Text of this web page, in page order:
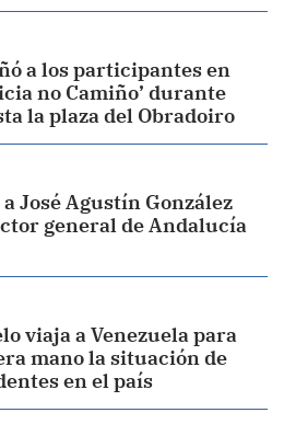
a los participantes en
no Camiño’ durante
la plaza del Obradoiro
José Agustín González
general de Andalucía
viaja a Venezuela para
mano la situación de
en el país